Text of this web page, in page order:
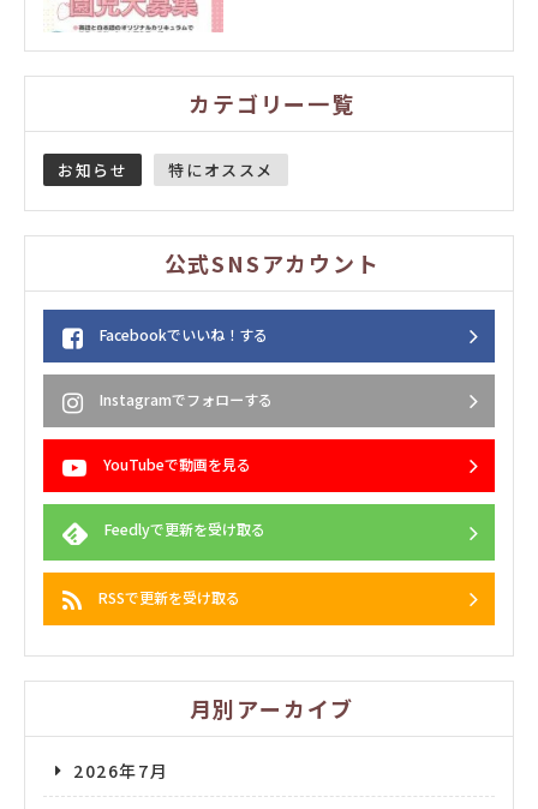
カテゴリー一覧
お知らせ 特にオススメ
公式SNSアカウント
Facebookでいいね！する
Instagramでフォローする
YouTubeで動画を見る
Feedlyで更新を受け取る
RSSで更新を受け取る
月別アーカイブ
2026年7月